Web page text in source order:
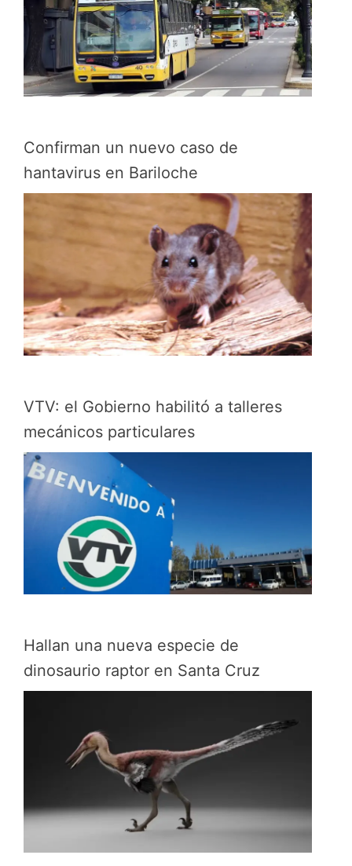
Confirman un nuevo caso de
hantavirus en Bariloche
VTV: el Gobierno habilitó a talleres
mecánicos particulares
Hallan una nueva especie de
dinosaurio raptor en Santa Cruz